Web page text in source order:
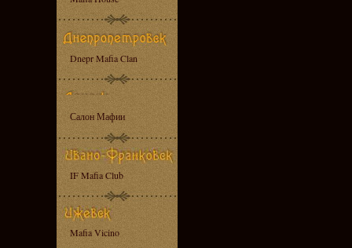
Dnepr Mafia Clan
Салон Мафии
IF Mafia Club
Mafia Vicino